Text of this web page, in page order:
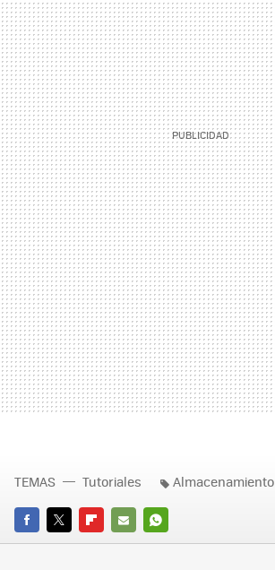
FACEBOOK
TWITTERFLIPBOARD
E-
WHATSAPP
TEMAS Tutoriales Almacenamiento